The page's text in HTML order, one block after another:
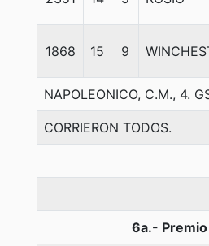
1868 15 9
NAPOLEONICO, C.M., 4.
CORRIERON TODOS.
6a.- Premio